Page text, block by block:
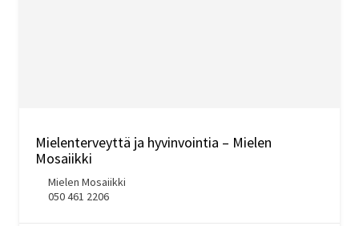
Mielenterveyttä ja hyvinvointia – Mielen
Mosaiikki
Mielen Mosaiikki
050 461 2206